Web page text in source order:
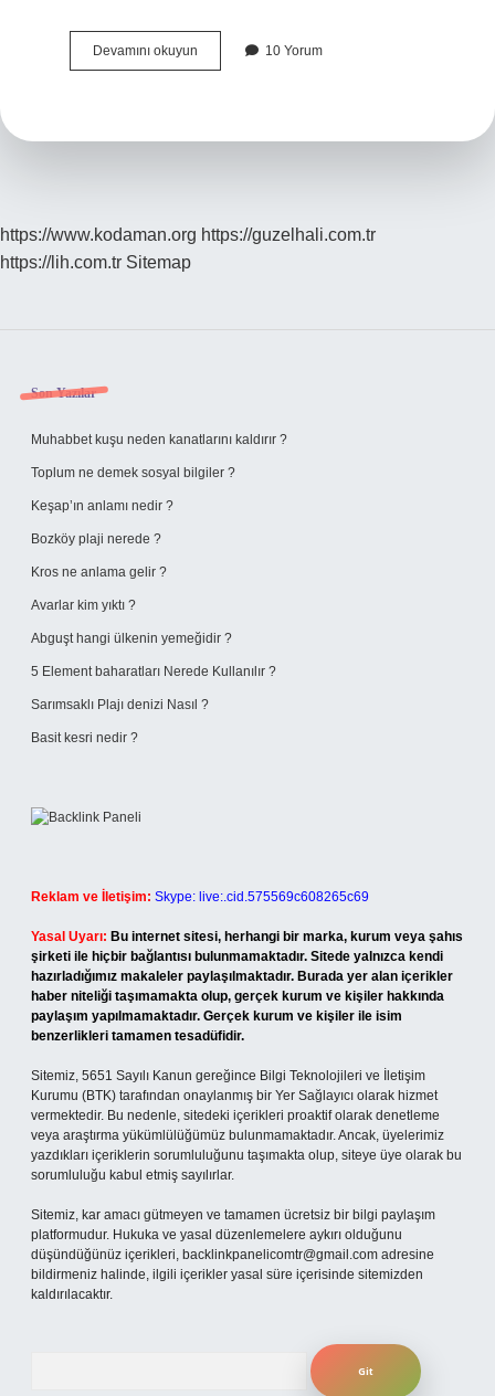
Devamını okuyun
En
10 Yorum
https://www.kodaman.org https://guzelhali.com.tr
https://lih.com.tr Sitemap
Sidebar
Son Yazılar
Muhabbet kuşu neden kanatlarını kaldırır ?
Toplum ne demek sosyal bilgiler ?
Keşap’ın anlamı nedir ?
Bozköy plaji nerede ?
Kros ne anlama gelir ?
Avarlar kim yıktı ?
Abguşt hangi ülkenin yemeğidir ?
5 Element baharatları Nerede Kullanılır ?
Sarımsaklı Plajı denizi Nasıl ?
Basit kesri nedir ?
Reklam ve İletişim: Skype: live:.cid.575569c608265c69
Yasal Uyarı: Bu internet sitesi, herhangi bir marka, kurum veya şahıs
şirketi ile hiçbir bağlantısı bulunmamaktadır. Sitede yalnızca kendi
hazırladığımız makaleler paylaşılmaktadır. Burada yer alan içerikler
haber niteliği taşımamakta olup, gerçek kurum ve kişiler hakkında
paylaşım yapılmamaktadır. Gerçek kurum ve kişiler ile isim
benzerlikleri tamamen tesadüfidir.
Sitemiz, 5651 Sayılı Kanun gereğince Bilgi Teknolojileri ve İletişim
Kurumu (BTK) tarafından onaylanmış bir Yer Sağlayıcı olarak hizmet
vermektedir. Bu nedenle, sitedeki içerikleri proaktif olarak denetleme
veya araştırma yükümlülüğümüz bulunmamaktadır. Ancak, üyelerimiz
yazdıkları içeriklerin sorumluluğunu taşımakta olup, siteye üye olarak bu
sorumluluğu kabul etmiş sayılırlar.
Sitemiz, kar amacı gütmeyen ve tamamen ücretsiz bir bilgi paylaşım
platformudur. Hukuka ve yasal düzenlemelere aykırı olduğunu
düşündüğünüz içerikleri, backlinkpanelicomtr@gmail.com adresine
bildirmeniz halinde, ilgili içerikler yasal süre içerisinde sitemizden
kaldırılacaktır.